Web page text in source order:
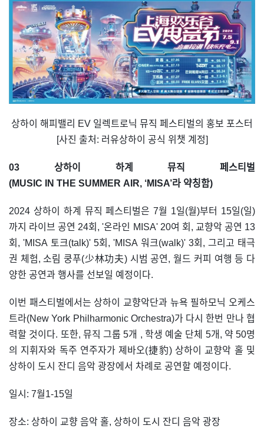
상하이 해피밸리 EV 일렉트로닉 뮤직 페스티벌의 홍보 포스터
[사진 출처: 러유상하이 공식 위챗 계정]
03 상하이 하계 뮤직 페스티벌
(MUSIC IN THE SUMMER AIR, ‘MISA’라 약칭함)
2024 상하이 하계 뮤직 페스티벌은 7월 1일(월)부터 15일(일)
까지 라이브 공연 24회, '온라인 MISA' 20여 회, 교향악 공연 13
회, 'MISA 토크(talk)' 5회, 'MISA 워크(walk)' 3회, 그리고 태극
권 체험, 소림 쿵푸(少林功夫) 시범 공연, 월드 커피 여행 등 다
양한 공연과 행사를 선보일 예정이다.
이번 패스티벌에서는 상하이 교향악단과 뉴욕 필하모닉 오케스
트라(New York Philharmonic Orchestra)가 다시 한번 만나 협
력할 것이다. 또한, 뮤직 그룹 5개 , 학생 예술 단체 5개, 약 50명
의 지휘자와 독주 연주자가 졔바오(捷豹) 상하이 교향악 홀 및
상하이 도시 잔디 음악 광장에서 차례로 공연할 예정이다.
일시: 7월1-15일
장소: 상하이 교향 음악 홀, 상하이 도시 잔디 음악 광장